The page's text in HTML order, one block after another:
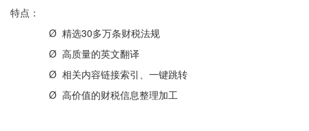
特点：
Ø 精选30多万条财税法规
Ø 高质量的英文翻译
Ø 相关内容链接索引、一键跳转
Ø 高价值的财税信息整理加工